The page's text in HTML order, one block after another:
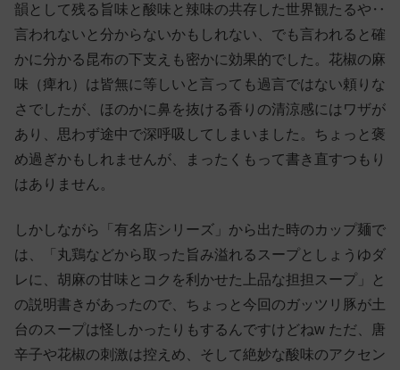
韻として残る旨味と酸味と辣味の共存した世界観たるや‥
言われないと分からないかもしれない、でも言われると確
かに分かる昆布の下支えも密かに効果的でした。花椒の麻
味（痺れ）は皆無に等しいと言っても過言ではない頼りな
さでしたが、ほのかに鼻を抜ける香りの清涼感にはワザが
あり、思わず途中で深呼吸してしまいました。ちょっと褒
め過ぎかもしれませんが、まったくもって書き直すつもり
はありません。
しかしながら「有名店シリーズ」から出た時のカップ麺で
は、「丸鶏などから取った旨み溢れるスープとしょうゆダ
レに、胡麻の甘味とコクを利かせた上品な担担スープ」と
の説明書きがあったので、ちょっと今回のガッツリ豚が土
台のスープは怪しかったりもするんですけどねw ただ、唐
辛子や花椒の刺激は控えめ、そして絶妙な酸味のアクセン